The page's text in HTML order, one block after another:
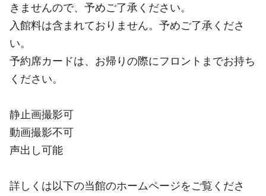
きませんので、予めご了承ください。
入館料は含まれておりません。予めご了承くださ
い。
予約席カードは、お帰りの際にフロントまでお持ち
ください。
静止画撮影可
動画撮影不可
声出し可能
詳しくは以下の当館のホームページをご覧くださ